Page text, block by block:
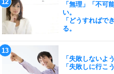
「無理」「不可
い。
「どうすればで
る。
「失敗しないよ
「失敗しに行こ